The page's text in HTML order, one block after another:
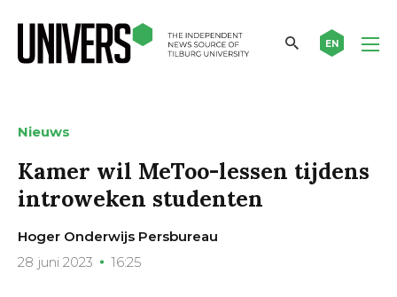
EN
Nieuws
Kamer wil MeToo-lessen tijdens
introweken studenten
Hoger Onderwijs Persbureau
28 juni 2023
16:25